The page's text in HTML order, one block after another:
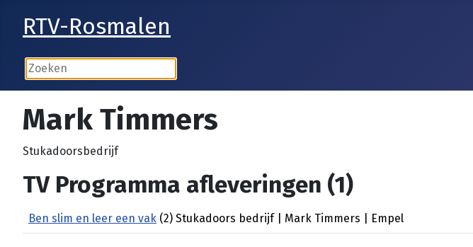
RTV-Rosmalen
Mark Timmers
Stukadoorsbedrijf
TV Programma afleveringen (1)
Ben slim en leer een vak (2) Stukadoors bedrijf | Mark Timmers | Empel